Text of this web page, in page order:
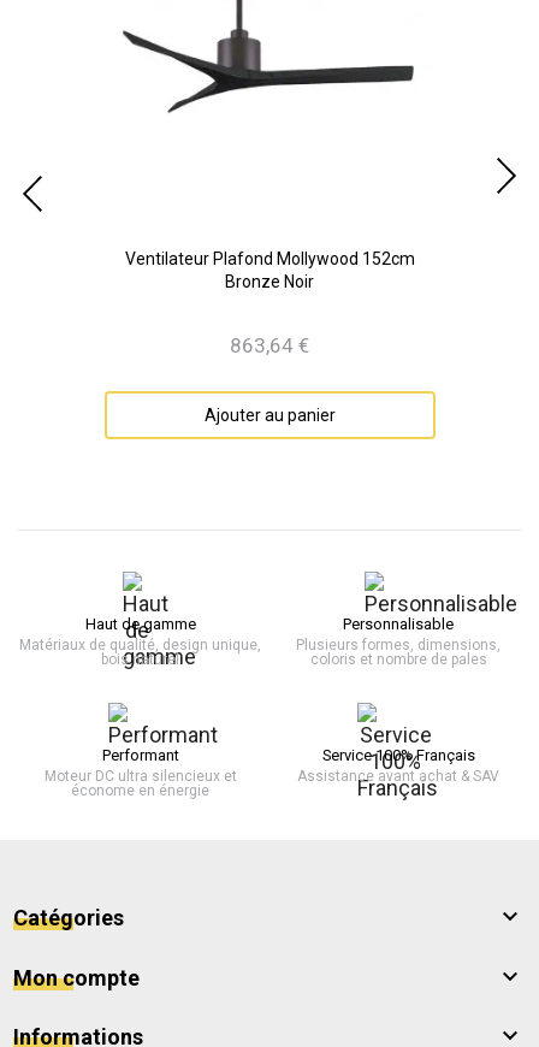
Ventilateur Plafond Mollywood 152cm
Bronze Noir
Prix
863,64 €
Ajouter au panier
Haut de gamme
Matériaux de qualité, design unique,
bois naturel
Personnalisable
Plusieurs formes, dimensions,
coloris et nombre de pales
Performant
Moteur DC ultra silencieux et
économe en énergie
Service 100% Français
Assistance avant achat & SAV
Catégories 
Mon compte 
Informations 